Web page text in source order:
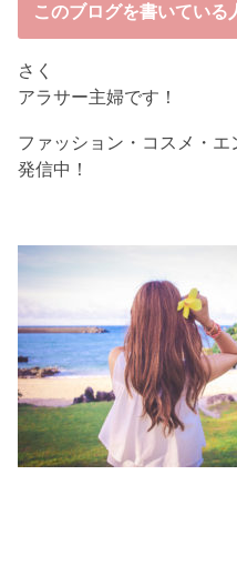
このブログを書いている
さく
アラサー主婦です！
ファッション・コスメ・
発信中！